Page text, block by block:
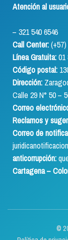
Atención al
– 321 540 6546
Call Center:
Línea Gratuita:01
Código postal:
Dirección:
Calle 29 N° 50 –
Correo
Reclamos y
Correo de
anticorrupción:
Cartagena –
©